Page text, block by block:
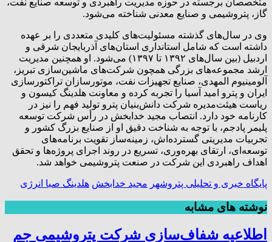
متخصصان برجسته در حوزه مدیریت راهبردی و توسعه صنایع نفت،
گاز، پتروشیمی و صنایع معدنی شناخته می‌شود.
وی در سال‌های گذشته مسئولیت‌های کلیدی متعددی را بر عهده
داشته است که شامل استانداری استان‌های آذربایجان شرقی و
اردبیل (بین سال‌های ۱۳۹۲ تا ۱۳۹۷) می‌شود. او همچنین مدیریت
ارشد مجموعه‌های بزرگی همچون شرکت‌های ماشین‌سازی تبریز،
آلومینیوم المهدی، صنایع تجهیزات نفت، موتورسازان تراکتورسازی
ایران و پترو امید آسیا را تجربه کرده و معاونت هلدینگ کیسون و
ریاست هیئت‌مدیره شرکت دانش‌بنیان پترو تولید فهم را نیز در
کارنامه خود دارد. انتصاب مجید خدابخش در رأس شرکت توسعه
پلیمر پادجم، با توجه به شناخت دقیق او از صنایع بزرگ کشور و
تجربیات مدیریتی گسترده‌اش، زمینه‌ساز تقویت برنامه‌های
توسعه‌ای، ارتقای بهره‌وری، تسریع در روند اجرای پروژه‌ها و تحقق
اهداف راهبردی این شرکت در صنعت پتروشیمی خواهد شد.
پایگاه خبری و تحلیلی پتروشهر مجید خدابخش هلدینگ صبا انرژی
نوشته های مشابه
اطلاعیه شفاف‌سازی شرکت پتروشیمی جم